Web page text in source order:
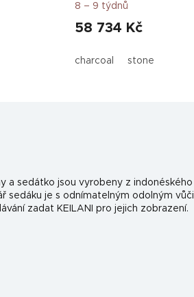
8 – 9 týdnů
58 734 Kč
charcoal stone
a sedátko jsou vyrobeny z indonéského
sedáku je s odnímatelným odolným vůči
zadat KEILANI pro jejich zobrazení.